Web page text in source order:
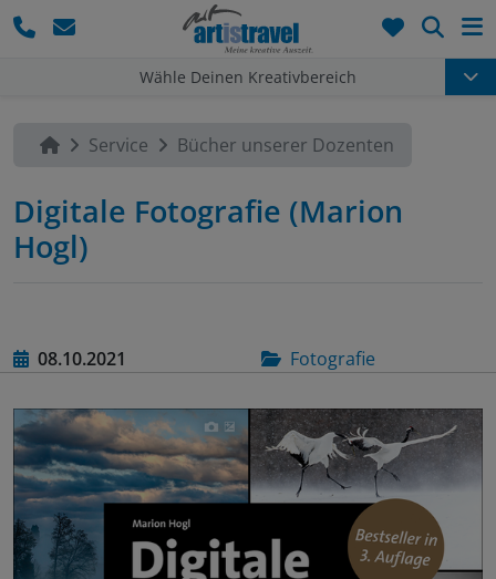
Wähle Deinen Kreativbereich
Service Bücher unserer Dozenten
Digitale Fotografie (Marion
Hogl)
08.10.2021 Fotografie